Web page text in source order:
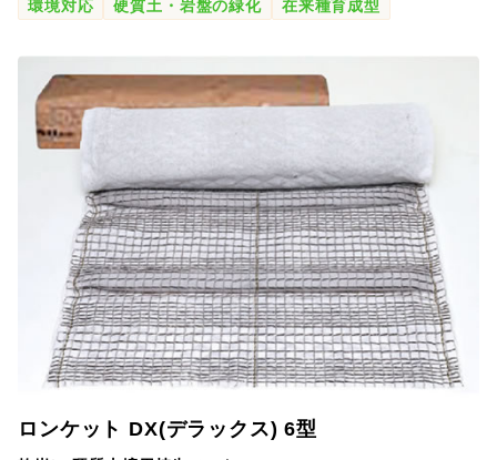
環境対応 硬質土・岩盤の緑化 在来種育成型
ロンケット DX(デラックス) 6型